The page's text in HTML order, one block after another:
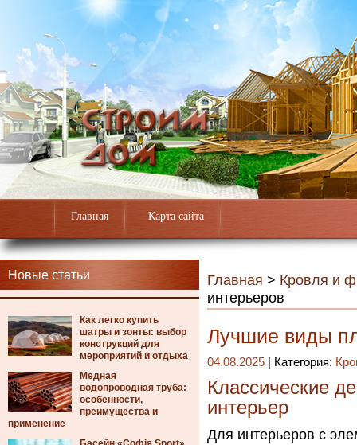
Главная Карта сайта
Новые статьи
Как легко купить
шатры и зонты: выбор
конструкций для
мероприятий и отдыха
Медная
водопроводная труба:
особенности,
преимущества и
применение
Главная > Кровля и
интерьеров
Лучшие виды
04.08.2025 | Категория:
Классические
интерьер
Для интерьеров с